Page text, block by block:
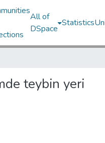
All of
DSpace
Statistics
teybin yeri